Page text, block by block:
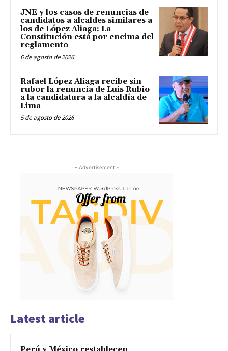
JNE y los casos de renuncias de
candidatos a alcaldes similares a
los de López Aliaga: La
Constitución está por encima del
reglamento
6 de agosto de 2026
Rafael López Aliaga recibe sin
rubor la renuncia de Luis Rubio
a la candidatura a la alcaldía de
Lima
5 de agosto de 2026
- Advertisement -
Latest article